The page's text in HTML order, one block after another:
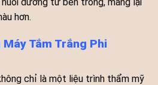
dưỡng từ bên trong, mang lại
hơn.
Tắm Trắng Phi
chỉ là một liệu trình thẩm mỹ